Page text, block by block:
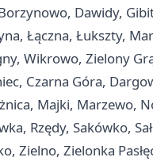
Dawidy,
Łączna, Łukszty,
Wikrowo, Zielony
Czarna Góra,
Majki, Marzewo,
Rzędy, Sakówko,
Zielno, Zielonka